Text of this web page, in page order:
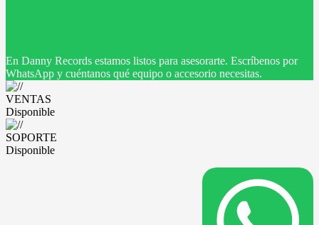
En Danny Records estamos listos para asesorarte. Escríbenos por
WhatsApp y cuéntanos qué equipo o accesorio necesitas.
VENTAS
Disponible
SOPORTE
Disponible